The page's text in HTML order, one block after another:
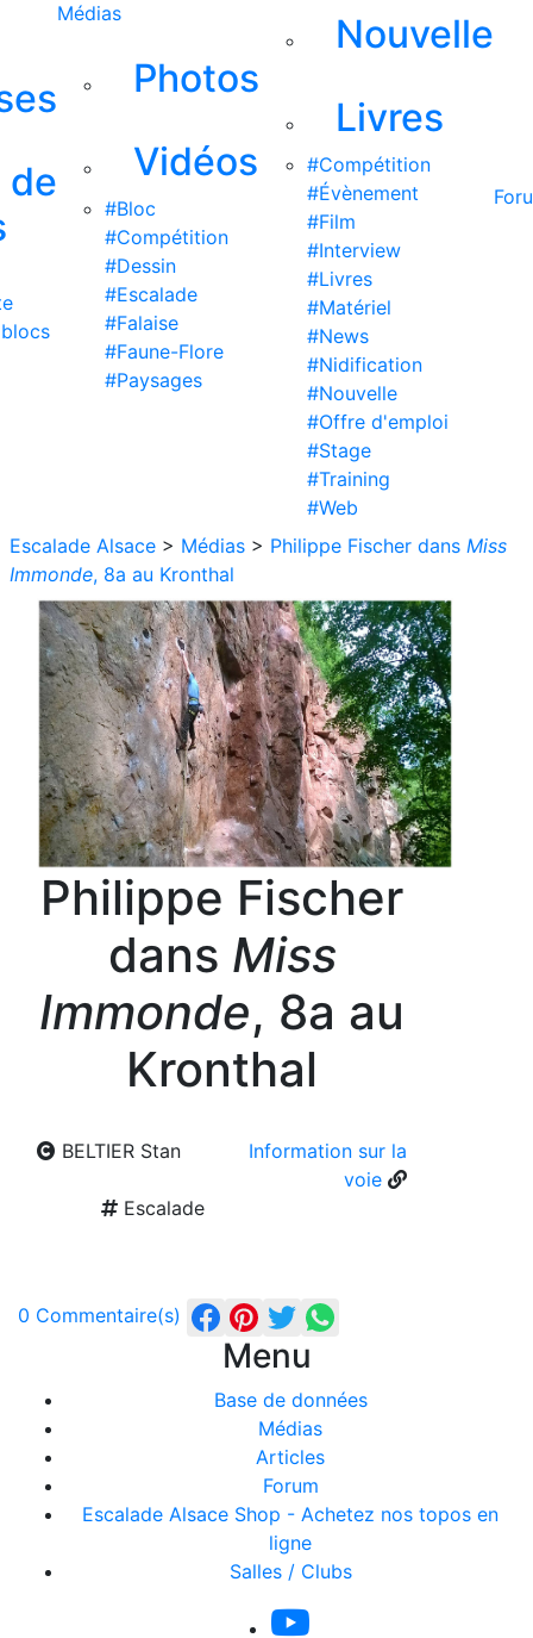
de
Médias
Photos
Vidéos
#Bloc
#Compétition
#Dessin
#Escalade
#Falaise
#Faune-Flore
#Paysages
Nouvelle
Livres
#Compétition
#Évènement
#Film
#Interview
#Livres
#Matériel
#News
#Nidification
#Nouvelle
#Offre d'emploi
#Stage
#Training
#Web
Escalade Alsace > Médias > Philippe Fischer dans Miss
Immonde, 8a au Kronthal
Philippe Fischer
dans Miss
Immonde, 8a au
Kronthal
BELTIER Stan
Information sur la
voie
Escalade
0 Commentaire(s)
Menu
Base de données
Médias
Articles
Forum
Escalade Alsace Shop - Achetez nos topos en
ligne
Salles / Clubs